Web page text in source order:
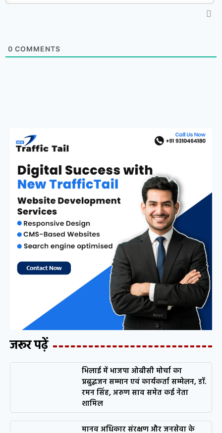
0 COMMENTS
जरूर पढ़ें
भिलाई में भाजपा ओबीसी मोर्चा का
प्रबुद्धजन सम्मान एवं कार्यकर्ता सम्मेलन, डॉ.
रमन सिंह, अरुण साव समेत कई नेता
शामिल
मानव अधिकार संरक्षण और जनसेवा के